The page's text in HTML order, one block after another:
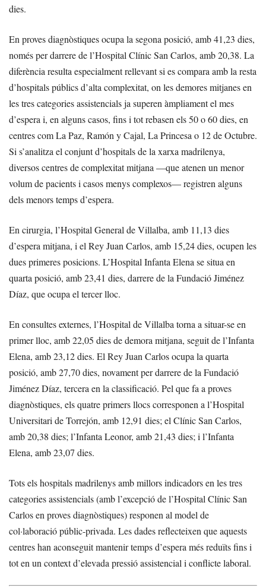
dies.
En proves diagnòstiques ocupa la segona posició, amb 41,23 dies,
només per darrere de l’Hospital Clínic San Carlos, amb 20,38. La
diferència resulta especialment rellevant si es compara amb la resta
d’hospitals públics d’alta complexitat, on les demores mitjanes en
les tres categories assistencials ja superen àmpliament el mes
d’espera i, en alguns casos, fins i tot rebasen els 50 o 60 dies, en
centres com La Paz, Ramón y Cajal, La Princesa o 12 de Octubre.
Si s’analitza el conjunt d’hospitals de la xarxa madrilenya,
diversos centres de complexitat mitjana —que atenen un menor
volum de pacients i casos menys complexos— registren alguns
dels menors temps d’espera.
En cirurgia, l’Hospital General de Villalba, amb 11,13 dies
d’espera mitjana, i el Rey Juan Carlos, amb 15,24 dies, ocupen les
dues primeres posicions. L’Hospital Infanta Elena se situa en
quarta posició, amb 23,41 dies, darrere de la Fundació Jiménez
Díaz, que ocupa el tercer lloc.
En consultes externes, l’Hospital de Villalba torna a situar-se en
primer lloc, amb 22,05 dies de demora mitjana, seguit de l’Infanta
Elena, amb 23,12 dies. El Rey Juan Carlos ocupa la quarta
posició, amb 27,70 dies, novament per darrere de la Fundació
Jiménez Díaz, tercera en la classificació. Pel que fa a proves
diagnòstiques, els quatre primers llocs corresponen a l’Hospital
Universitari de Torrejón, amb 12,91 dies; el Clínic San Carlos,
amb 20,38 dies; l’Infanta Leonor, amb 21,43 dies; i l’Infanta
Elena, amb 23,07 dies.
Tots els hospitals madrilenys amb millors indicadors en les tres
categories assistencials (amb l’excepció de l’Hospital Clínic San
Carlos en proves diagnòstiques) responen al model de
col·laboració públic-privada. Les dades reflecteixen que aquests
centres han aconseguit mantenir temps d’espera més reduïts fins i
tot en un context d’elevada pressió assistencial i conflicte laboral.